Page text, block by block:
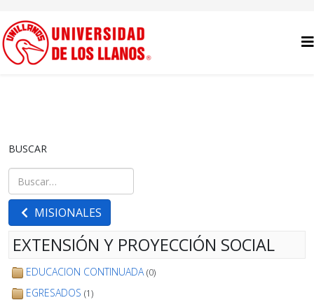
BUSCAR
Buscar
Type 2 or more characters for results.
MISIONALES
EXTENSIÓN Y PROYECCIÓN SOCIAL
EDUCACION CONTINUADA (0)
EGRESADOS (1)